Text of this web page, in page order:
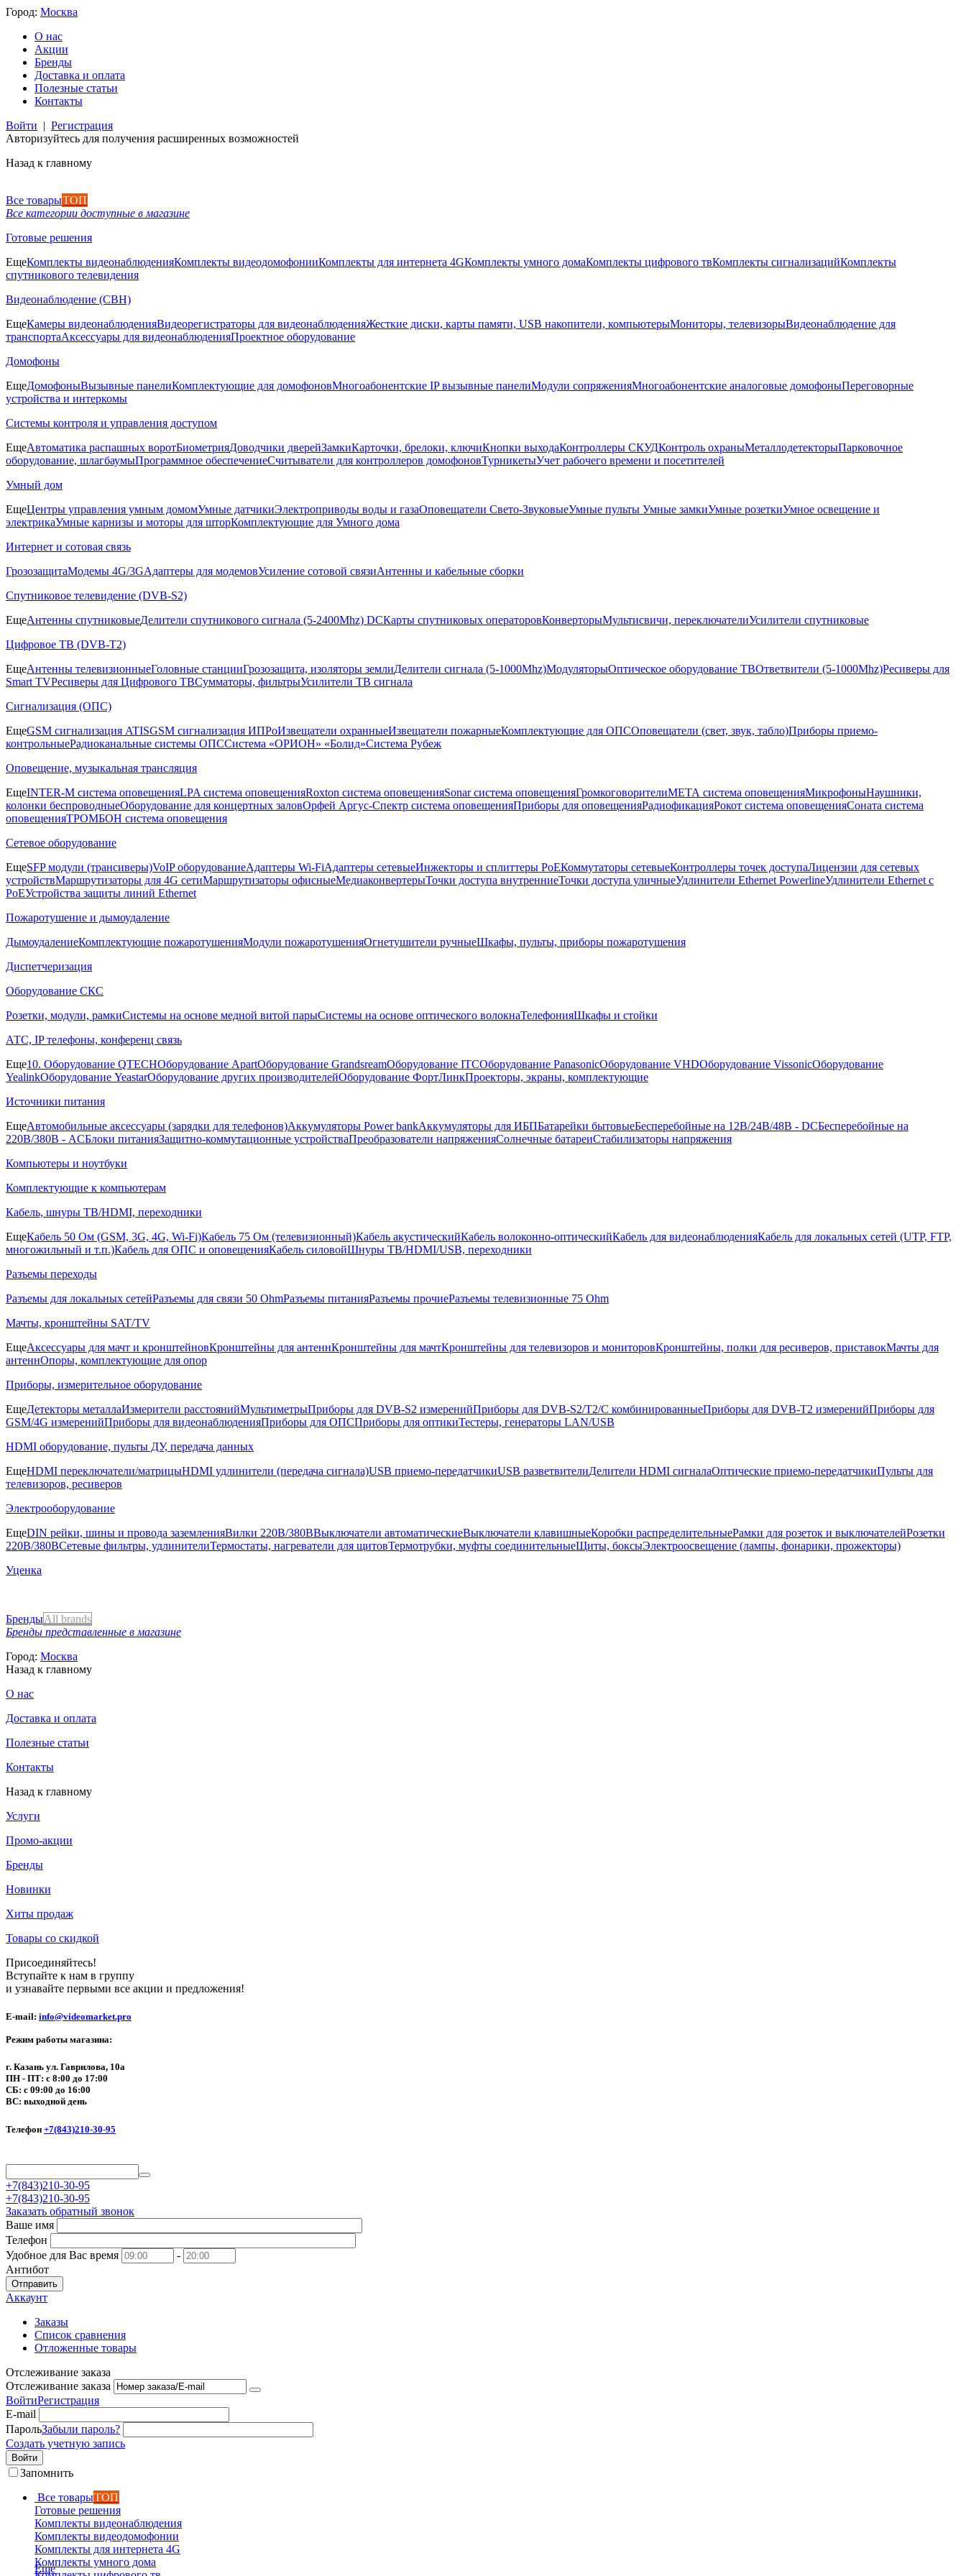
Город: Москва
О нас
Акции
Бренды
Доставка и оплата
Полезные статьи
Контакты
Войти | Регистрация
Авторизуйтесь для получения расширенных возможностей
Назад к главному
Все товарыТОП
Все категории доступные в магазине
Готовые решения
ЕщеКомплекты видеонаблюденияКомплекты видеодомофонииКомплекты для интернета 4GКомплекты умного домаКомплекты цифрового твКомплекты сигнализацийКомплекты
спутникового телевидения
Видеонаблюдение (СВН)
ЕщеКамеры видеонаблюденияВидеорегистраторы для видеонаблюденияЖесткие диски, карты памяти, USB накопители, компьютерыМониторы, телевизорыВидеонаблюдение для
транспортаАксессуары для видеонаблюденияПроектное оборудование
Домофоны
ЕщеДомофоныВызывные панелиКомплектующие для домофоновМногоабонентские IP вызывные панелиМодули сопряженияМногоабонентские аналоговые домофоныПереговорные
устройства и интеркомы
Системы контроля и управления доступом
ЕщеАвтоматика распашных воротБиометрияДоводчики дверейЗамкиКарточки, брелоки, ключиКнопки выходаКонтроллеры СКУДКонтроль охраныМеталлодетекторыПарковочное
оборудование, шлагбаумыПрограммное обеспечениеСчитыватели для контроллеров домофоновТурникетыУчет рабочего времени и посетителей
Умный дом
ЕщеЦентры управления умным домомУмные датчикиЭлектроприводы воды и газаОповещатели Свето-ЗвуковыеУмные пульты Умные замкиУмные розеткиУмное освещение и
электрикаУмные карнизы и моторы для шторКомплектующие для Умного дома
Интернет и сотовая связь
ГрозозащитаМодемы 4G/3GАдаптеры для модемовУсиление сотовой связиАнтенны и кабельные сборки
Спутниковое телевидение (DVB-S2)
ЕщеАнтенны спутниковыеДелители спутникового сигнала (5-2400Mhz) DCКарты спутниковых операторовКонверторыМультисвичи, переключателиУсилители спутниковые
Цифровое ТВ (DVB-T2)
ЕщеАнтенны телевизионныеГоловные станцииГрозозащита, изоляторы землиДелители сигнала (5-1000Mhz)МодуляторыОптическое оборудование ТВОтветвители (5-1000Mhz)Ресиверы для
Smart TVРесиверы для Цифрового ТВСумматоры, фильтрыУсилители ТВ сигнала
Сигнализация (ОПС)
ЕщеGSM сигнализация ATISGSM сигнализация ИПРоИзвещатели охранныеИзвещатели пожарныеКомплектующие для ОПСОповещатели (свет, звук, табло)Приборы приемо-
контрольныеРадиоканальные системы ОПССистема «ОРИОН» «Болид»Система Рубеж
Оповещение, музыкальная трансляция
ЕщеINTER-M система оповещенияLPA система оповещенияRoxton система оповещенияSonar система оповещенияГромкоговорителиМЕТА система оповещенияМикрофоныНаушники,
колонки беспроводныеОборудование для концертных заловОрфей Аргус-Спектр система оповещенияПриборы для оповещенияРадиофикацияРокот система оповещенияСоната система
оповещенияТРОМБОН система оповещения
Сетевое оборудование
ЕщеSFP модули (трансиверы)VoIP оборудованиеАдаптеры Wi-FiАдаптеры сетевыеИнжекторы и сплиттеры РоЕКоммутаторы сетевыеКонтроллеры точек доступаЛицензии для сетевых
устройствМаршрутизаторы для 4G сетиМаршрутизаторы офисныеМедиаконвертерыТочки доступа внутренниеТочки доступа уличныеУдлинители Ethernet PowerlineУдлинители Ethernet с
PoEУстройства защиты линий Ethernet
Пожаротушение и дымоудаление
ДымоудалениеКомплектующие пожаротушенияМодули пожаротушенияОгнетушители ручныеШкафы, пульты, приборы пожаротушения
Диспетчеризация
Оборудование СКС
Розетки, модули, рамкиСистемы на основе медной витой парыСистемы на основе оптического волокнаТелефонияШкафы и стойки
АТС, IP телефоны, конференц связь
Еще10. Оборудование QTECHОборудование ApartОборудование GrandsreamОборудование ITCОборудование PanasonicОборудование VHDОборудование VissonicОборудование
YealinkОборудование YeastarОборудование других производителейОборудование ФортЛинкПроекторы, экраны, комплектующие
Источники питания
ЕщеАвтомобильные аксессуары (зарядки для телефонов)Аккумуляторы Power bankАккумуляторы для ИБПБатарейки бытовыеБесперебойные на 12В/24В/48В - DCБесперебойные на
220В/380В - ACБлоки питанияЗащитно-коммутационные устройстваПреобразователи напряженияСолнечные батареиСтабилизаторы напряжения
Компьютеры и ноутбуки
Комплектующие к компьютерам
Кабель, шнуры ТВ/HDMI, переходники
ЕщеКабель 50 Ом (GSM, 3G, 4G, Wi-Fi)Кабель 75 Ом (телевизионный)Кабель акустическийКабель волоконно-оптическийКабель для видеонаблюденияКабель для локальных сетей (UTP, FTP,
многожильный и т.п.)Кабель для ОПС и оповещенияКабель силовойШнуры ТВ/HDMI/USB, переходники
Разъемы переходы
Разъемы для локальных сетейРазъемы для связи 50 OhmРазъемы питанияРазъемы прочиеРазъемы телевизионные 75 Ohm
Мачты, кронштейны SAT/TV
ЕщеАксессуары для мачт и кронштейновКронштейны для антеннКронштейны для мачтКронштейны для телевизоров и мониторовКронштейны, полки для ресиверов, приставокМачты для
антеннОпоры, комплектующие для опор
Приборы, измерительное оборудование
ЕщеДетекторы металлаИзмерители расстоянийМультиметрыПриборы для DVB-S2 измеренийПриборы для DVB-S2/T2/C комбинированныеПриборы для DVB-T2 измеренийПриборы для
GSM/4G измеренийПриборы для видеонаблюденияПриборы для ОПСПриборы для оптикиТестеры, генераторы LAN/USB
HDMI оборудование, пульты ДУ, передача данных
ЕщеHDMI переключатели/матрицыHDMI удлинители (передача сигнала)USB приемо-передатчикиUSB разветвителиДелители HDMI сигналаОптические приемо-передатчикиПульты для
телевизоров, ресиверов
Электрооборудование
ЕщеDIN рейки, шины и провода заземленияВилки 220В/380ВВыключатели автоматическиеВыключатели клавишныеКоробки распределительныеРамки для розеток и выключателейРозетки
220В/380ВСетевые фильтры, удлинителиТермостаты, нагреватели для щитовТермотрубки, муфты соединительныеЩиты, боксыЭлектроосвещение (лампы, фонарики, прожекторы)
Уценка
БрендыAll brands
Бренды представленные в магазине
Город: Москва
Назад к главному
О нас
Доставка и оплата
Полезные статьи
Контакты
Назад к главному
Услуги
Промо-акции
Бренды
Новинки
Хиты продаж
Товары со скидкой
Присоединяйтесь!
Вступайте к нам в группу
и узнавайте первыми все акции и предложения!
E-mail: info@videomarket.pro
Режим работы магазина:
г. Казань ул. Гаврилова, 10а
ПН - ПТ: с 8:00 до 17:00
СБ: с 09:00 до 16:00
ВС: выходной день
Телефон +7(843)210-30-95
+7(843)210-30-95
+7(843)210-30-95
Заказать обратный звонок
Ваше имя
Телефон
Удобное для Вас время
-
Антибот
Отправить
Аккаунт
Заказы
Список сравнения
Отложенные товары
Отслеживание заказа
Отслеживание заказа
ВойтиРегистрация
E-mail
ПарольЗабыли пароль?
Создать учетную запись
Войти
Запомнить
Все товарыТОП
Готовые решения
Комплекты видеонаблюдения
Комплекты видеодомофонии
Комплекты для интернета 4G
Комплекты умного дома
Еще